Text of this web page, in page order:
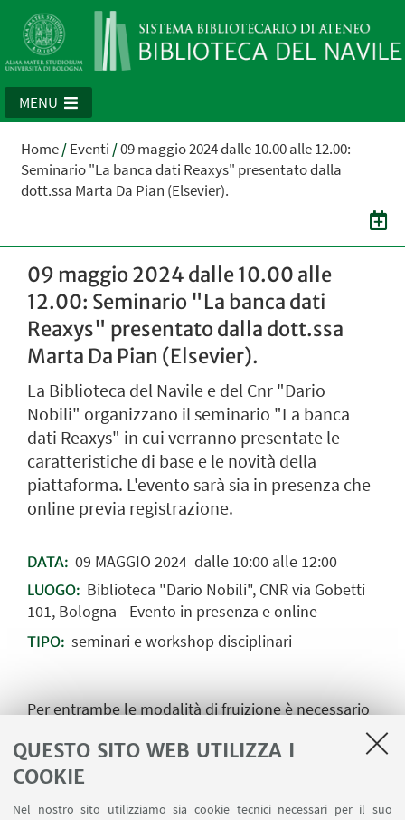
QUESTO SITO WEB UTILIZZA I
COOKIE
Nel nostro sito utilizziamo sia cookie tecnici necessari per il suo
MENU
Home/Eventi /09 maggio 2024 dalle 10.00 alle 12.00:
Seminario "La banca dati Reaxys" presentato dalla
dott.ssa Marta Da Pian (Elsevier).
09 maggio 2024 dalle 10.00 alle
12.00: Seminario "La banca dati
Reaxys" presentato dalla dott.ssa
Marta Da Pian (Elsevier).
La Biblioteca del Navile e del Cnr "Dario
Nobili" organizzano il seminario "La banca
dati Reaxys" in cui verranno presentate le
caratteristiche di base e le novità della
piattaforma. L'evento sarà sia in presenza che
online previa registrazione.
DATA: 09 MAGGIO 2024dalle 10:00 alle 12:00
LUOGO: Biblioteca "Dario Nobili", CNR via Gobetti
101, Bologna - Evento in presenza e online
TIPO: seminari e workshop disciplinari
Per entrambe le modalità di fruizione è necessario
https://registrazioneeventi.cnr.it/event/69/